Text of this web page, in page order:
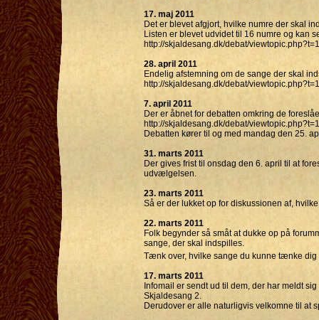
17. maj 2011
Det er blevet afgjort, hvilke numre der skal
Listen er blevet udvidet til 16 numre og kan
http://skjaldesang.dk/debat/
28. april 2011
Endelig afstemning om de sange der skal
http://skjaldesang.dk/debat/
7. april 2011
Der er åbnet for debatten omkring de
http://skjaldesang.dk/debat/
Debatten kører til og med mandag den 25.
31. marts 2011
Der gives frist til onsdag den 6. april til at
udvælgelsen.
23. marts 2011
Så er der lukket op for diskussionen af,
22. marts 2011
Folk begynder så småt at dukke op på
sange, der skal indspilles.
Tænk over, hvilke sange du kunne tænke
17. marts 2011
Infomail er sendt ud til dem, der har meldt
Skjaldesang 2.
Derudover er alle naturligvis velkomne til at